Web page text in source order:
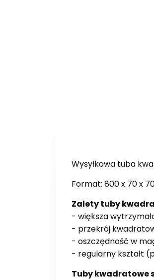
Wysyłkowa tuba
Format: 800 x 70 x
Zalety tuby
- większa
- przekrój
- oszczędność w
- regularny kształt
Tuby kwadratowe